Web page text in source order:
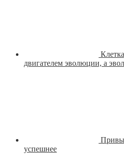
двигателем эволюции, а
успешнее